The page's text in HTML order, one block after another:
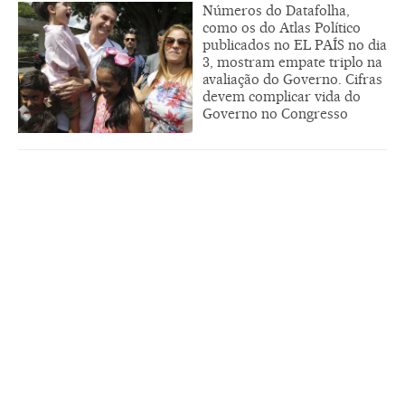
Números do Datafolha,
como os do Atlas Político
publicados no EL PAÍS no dia
3, mostram empate triplo na
avaliação do Governo. Cifras
devem complicar vida do
Governo no Congresso